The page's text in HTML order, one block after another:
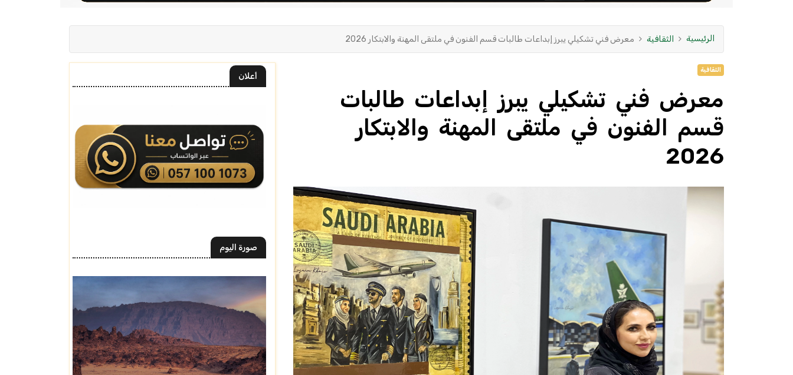
الرئيسية الثقافية معرض فني تشكيلي يبرز إبداعات طالبات قسم الفنون في ملتقى المهنة والابتكار 2026
الثقافية
معرض فني تشكيلي يبرز إبداعات طالبات
قسم الفنون في ملتقى المهنة والابتكار
2026
أعلان
صورة اليوم